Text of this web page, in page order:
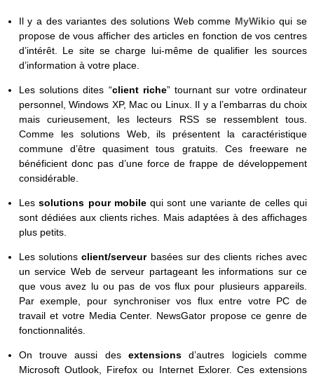
Il y a des variantes des solutions Web comme MyWikio qui se
propose de vous afficher des articles en fonction de vos centres
d’intérêt. Le site se charge lui-même de qualifier les sources
d’information à votre place.
Les solutions dites “client riche” tournant sur votre ordinateur
personnel, Windows XP, Mac ou Linux. Il y a l’embarras du choix
mais curieusement, les lecteurs RSS se ressemblent tous.
Comme les solutions Web, ils présentent la caractéristique
commune d’être quasiment tous gratuits. Ces freeware ne
bénéficient donc pas d’une force de frappe de développement
considérable.
Lessolutions pour mobilequi sont une variante de celles qui
sont dédiées aux clients riches. Mais adaptées à des affichages
plus petits.
Les solutionsclient/serveurbasées sur des clients riches avec
un service Web de serveur partageant les informations sur ce
que vous avez lu ou pas de vos flux pour plusieurs appareils.
Par exemple, pour synchroniser vos flux entre votre PC de
travail et votre Media Center. NewsGator propose ce genre de
fonctionnalités.
On trouve aussi desextensions d’autres logiciels comme
Microsoft Outlook, Firefox ou Internet Exlorer. Ces extensions